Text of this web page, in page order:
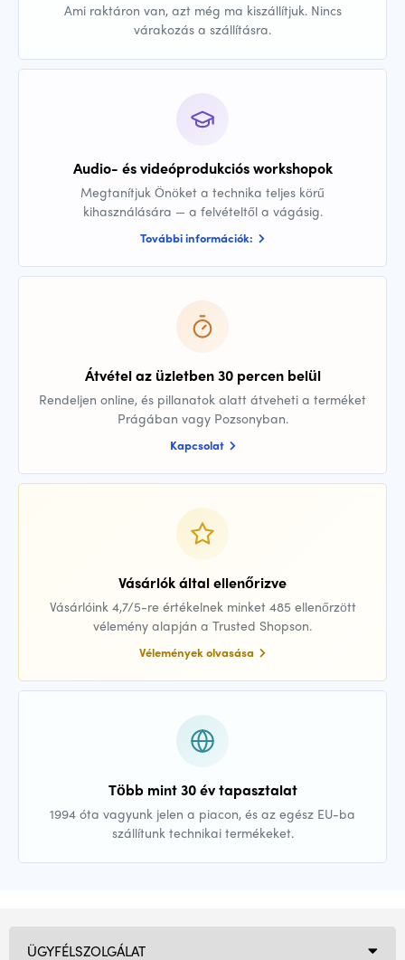
Ami raktáron van, azt még ma kiszállítjuk. Nincs
várakozás a szállításra.
Audio- és videóprodukciós workshopok
Megtanítjuk Önöket a technika teljes körű
kihasználására — a felvételtől a vágásig.
További információk:
Átvétel az üzletben 30 percen belül
Rendeljen online, és pillanatok alatt átveheti a terméket
Prágában vagy Pozsonyban.
Kapcsolat
Vásárlók által ellenőrizve
Vásárlóink 4,7/5-re értékelnek minket 485 ellenőrzött
vélemény alapján a Trusted Shopson.
Vélemények olvasása
Több mint 30 év tapasztalat
1994 óta vagyunk jelen a piacon, és az egész EU-ba
szállítunk technikai termékeket.
ÜGYFÉLSZOLGÁLAT